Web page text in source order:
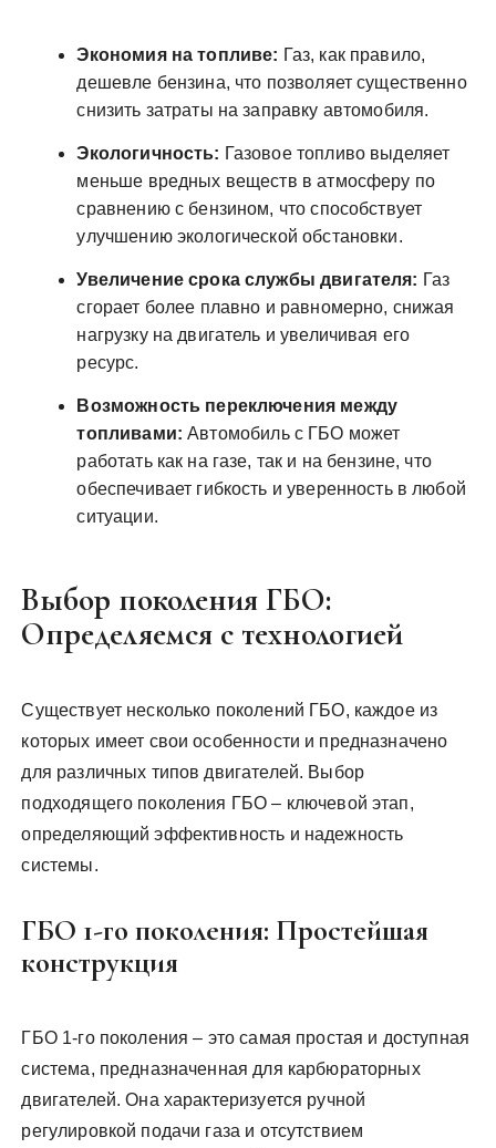
Экономия на топливе: Газ, как правило,
дешевле бензина, что позволяет существенно
снизить затраты на заправку автомобиля.
Экологичность: Газовое топливо выделяет
меньше вредных веществ в атмосферу по
сравнению с бензином, что способствует
улучшению экологической обстановки.
Увеличение срока службы двигателя: Газ
сгорает более плавно и равномерно, снижая
нагрузку на двигатель и увеличивая его
ресурс.
Возможность переключения между
топливами: Автомобиль с ГБО может
работать как на газе, так и на бензине, что
обеспечивает гибкость и уверенность в любой
ситуации.
Выбор поколения ГБО:
Определяемся с технологией
Существует несколько поколений ГБО, каждое из
которых имеет свои особенности и предназначено
для различных типов двигателей. Выбор
подходящего поколения ГБО – ключевой этап,
определяющий эффективность и надежность
системы.
ГБО 1-го поколения: Простейшая
конструкция
ГБО 1-го поколения – это самая простая и доступная
система, предназначенная для карбюраторных
двигателей. Она характеризуется ручной
регулировкой подачи газа и отсутствием